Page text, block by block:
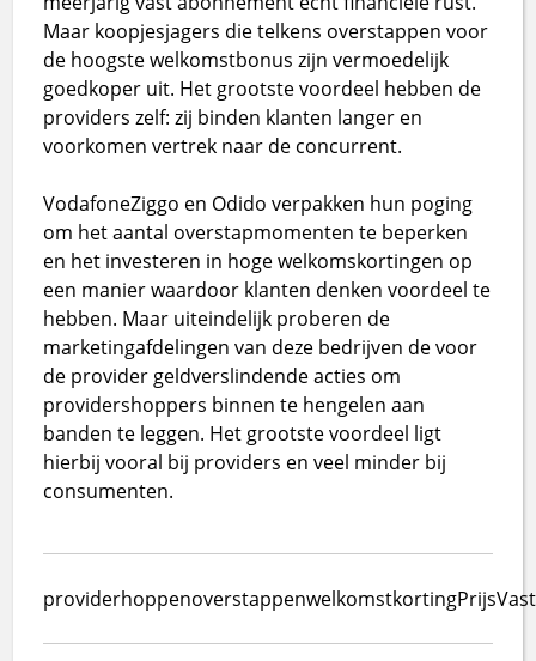
Maar koopjesjagers die telkens overstappen voor
de hoogste welkomstbonus zijn vermoedelijk
goedkoper uit. Het grootste voordeel hebben de
providers zelf: zij binden klanten langer en
voorkomen vertrek naar de concurrent.
VodafoneZiggo en Odido verpakken hun poging
om het aantal overstapmomenten te beperken
en het investeren in hoge welkomskortingen op
een manier waardoor klanten denken voordeel te
hebben. Maar uiteindelijk proberen de
marketingafdelingen van deze bedrijven de voor
de provider geldverslindende acties om
providershoppers binnen te hengelen aan
banden te leggen. Het grootste voordeel ligt
hierbij vooral bij providers en veel minder bij
consumenten.
providerhoppenoverstappenwelkomstkortingPrijsVast